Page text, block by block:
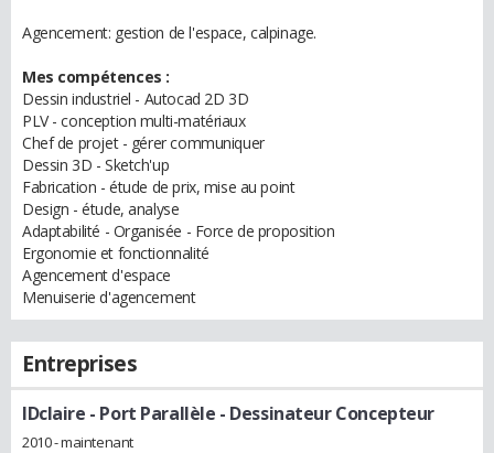
Agencement: gestion de l'espace, calpinage.
Mes compétences :
Dessin industriel - Autocad 2D 3D
PLV - conception multi-matériaux
Chef de projet - gérer communiquer
Dessin 3D - Sketch'up
Fabrication - étude de prix, mise au point
Design - étude, analyse
Adaptabilité - Organisée - Force de proposition
Ergonomie et fonctionnalité
Agencement d'espace
Menuiserie d'agencement
Entreprises
IDclaire - Port Parallèle - Dessinateur Concepteur
2010 - maintenant